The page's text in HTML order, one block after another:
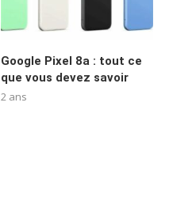
Google Pixel 8a : tout ce
que vous devez savoir
2 ans